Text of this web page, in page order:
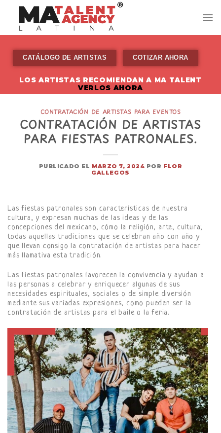
content
CATÁLOGO DE ARTISTAS COTIZAR AHORA
LOS ARTISTAS RECOMIENDAN A MA TALENT
VERLOS AHORA
CONTRATACIÓN DE ARTISTAS PARA EVENTOS
CONTRATACIÓN DE ARTISTAS
PARA FIESTAS PATRONALES.
PUBLICADO EL MARZO 7, 2024 POR FLOR
GALLEGOS
Las fiestas patronales son características de nuestra
cultura, y expresan muchas de las ideas y de las
concepciones del mexicano, cómo la religión, arte, cultura;
todas aquellas tradiciones que se celebran año con año y
que llevan consigo la contratación de artistas para hacer
más llamativa esta tradición.
Las fiestas patronales favorecen la convivencia y ayudan a
las personas a celebrar y enriquecer algunas de sus
necesidades espirituales, sociales o de simple diversión
mediante sus variadas expresiones, como pueden ser la
contratación de artistas para el baile o la feria.